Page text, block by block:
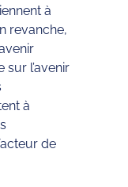
à
revanche,
sur l’avenir
à
de